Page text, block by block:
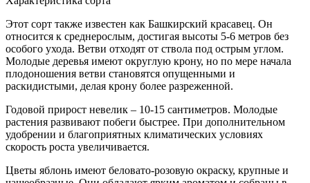
Этот сорт также известен как Башкирский красавец. Он
относится к среднерослым, достигая высоты 5-6 метров без
особого ухода. Ветви отходят от ствола под острым углом.
Молодые деревья имеют округлую крону, но по мере начала
плодоношения ветви становятся опущенными и
раскидистыми, делая крону более разреженной.
Годовой прирост невелик – 10-15 сантиметров. Молодые
растения развивают побеги быстрее. При дополнительном
удобрении и благоприятных климатических условиях
скорость роста увеличивается.
Цветы яблонь имеют беловато-розовую окраску, крупные и